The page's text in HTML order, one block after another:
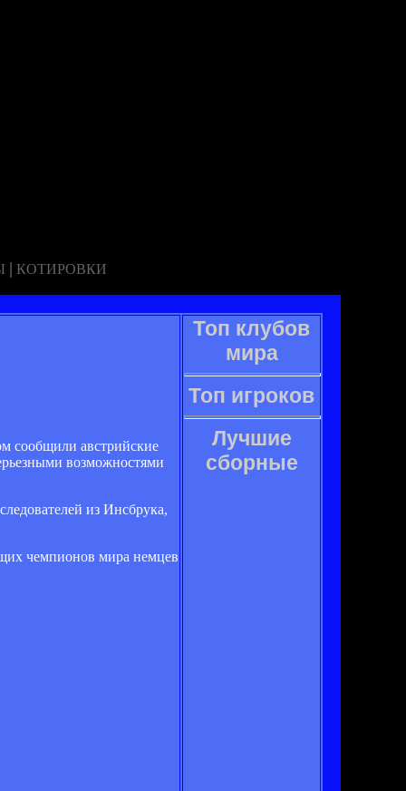
| КОТИРОВКИ
сообщили австрийские
возможностями
из Инсбрука,
чемпионов мира немцев
Топ клубов
мира
Топ игроков
Лучшие
сборные